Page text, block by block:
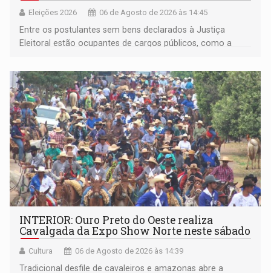
Eleições 2026 06 de Agosto de 2026 às 14:45
Entre os postulantes sem bens declarados à Justiça
Eleitoral estão ocupantes de cargos públicos, como a
Pedro Geovar (PP) e a vice-prefeita Magna dos Anjos
(NOVO)
INTERIOR: Ouro Preto do Oeste realiza
Cavalgada da Expo Show Norte neste sábado
Cultura 06 de Agosto de 2026 às 14:39
Tradicional desfile de cavaleiros e amazonas abre a